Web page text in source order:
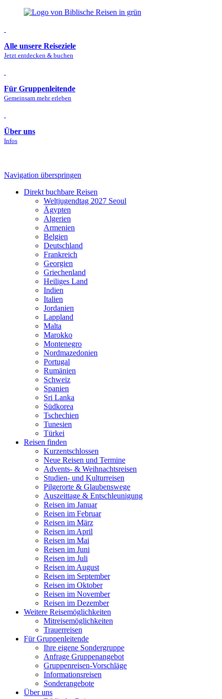
Alle unsere Reiseziele
Jetzt entdecken & buchen
Für Gruppenleitende
Gemeinsam mehr erleben
Über uns
Infos
Navigation überspringen
Direkt buchbare Reisen
Welt­jugendtag 2027 Seoul
Ägypten
Algerien
Armenien
Belgien
Deutschland
Frankreich
Georgien
Griechenland
Heiliges Land
Indien
Italien
Jordanien
Lappland
Malta
Marokko
Montenegro
Nordmazedonien
Portugal
Rumänien
Schweiz
Spanien
Sri Lanka
Südkorea
Tschechien
Tunesien
Türkei
Reisen finden
Kurzentschlossen
Neue Reisen und Termine
Advents- & Weihnachtsreisen
Studien- und Kulturreisen
Pilgerorte & Glaubenswege
Auszeittage & Entschleunigung
Reisen im Januar
Reisen im Februar
Reisen im März
Reisen im April
Reisen im Mai
Reisen im Juni
Reisen im Juli
Reisen im August
Reisen im September
Reisen im Oktober
Reisen im November
Reisen im Dezember
Weitere Reisemöglichkeiten
Mitreisemöglichkeiten
Trauerreisen
Für Gruppenleitende
Ihre eigene Sondergruppe
Anfrage Gruppenangebot
Gruppenreisen-Vorschläge
Informationsreisen
Sonderangebote
Über uns